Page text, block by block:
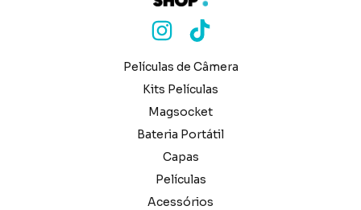
Películas de Câmera
Kits Películas
Magsocket
Bateria Portátil
Capas
Películas
Acessórios